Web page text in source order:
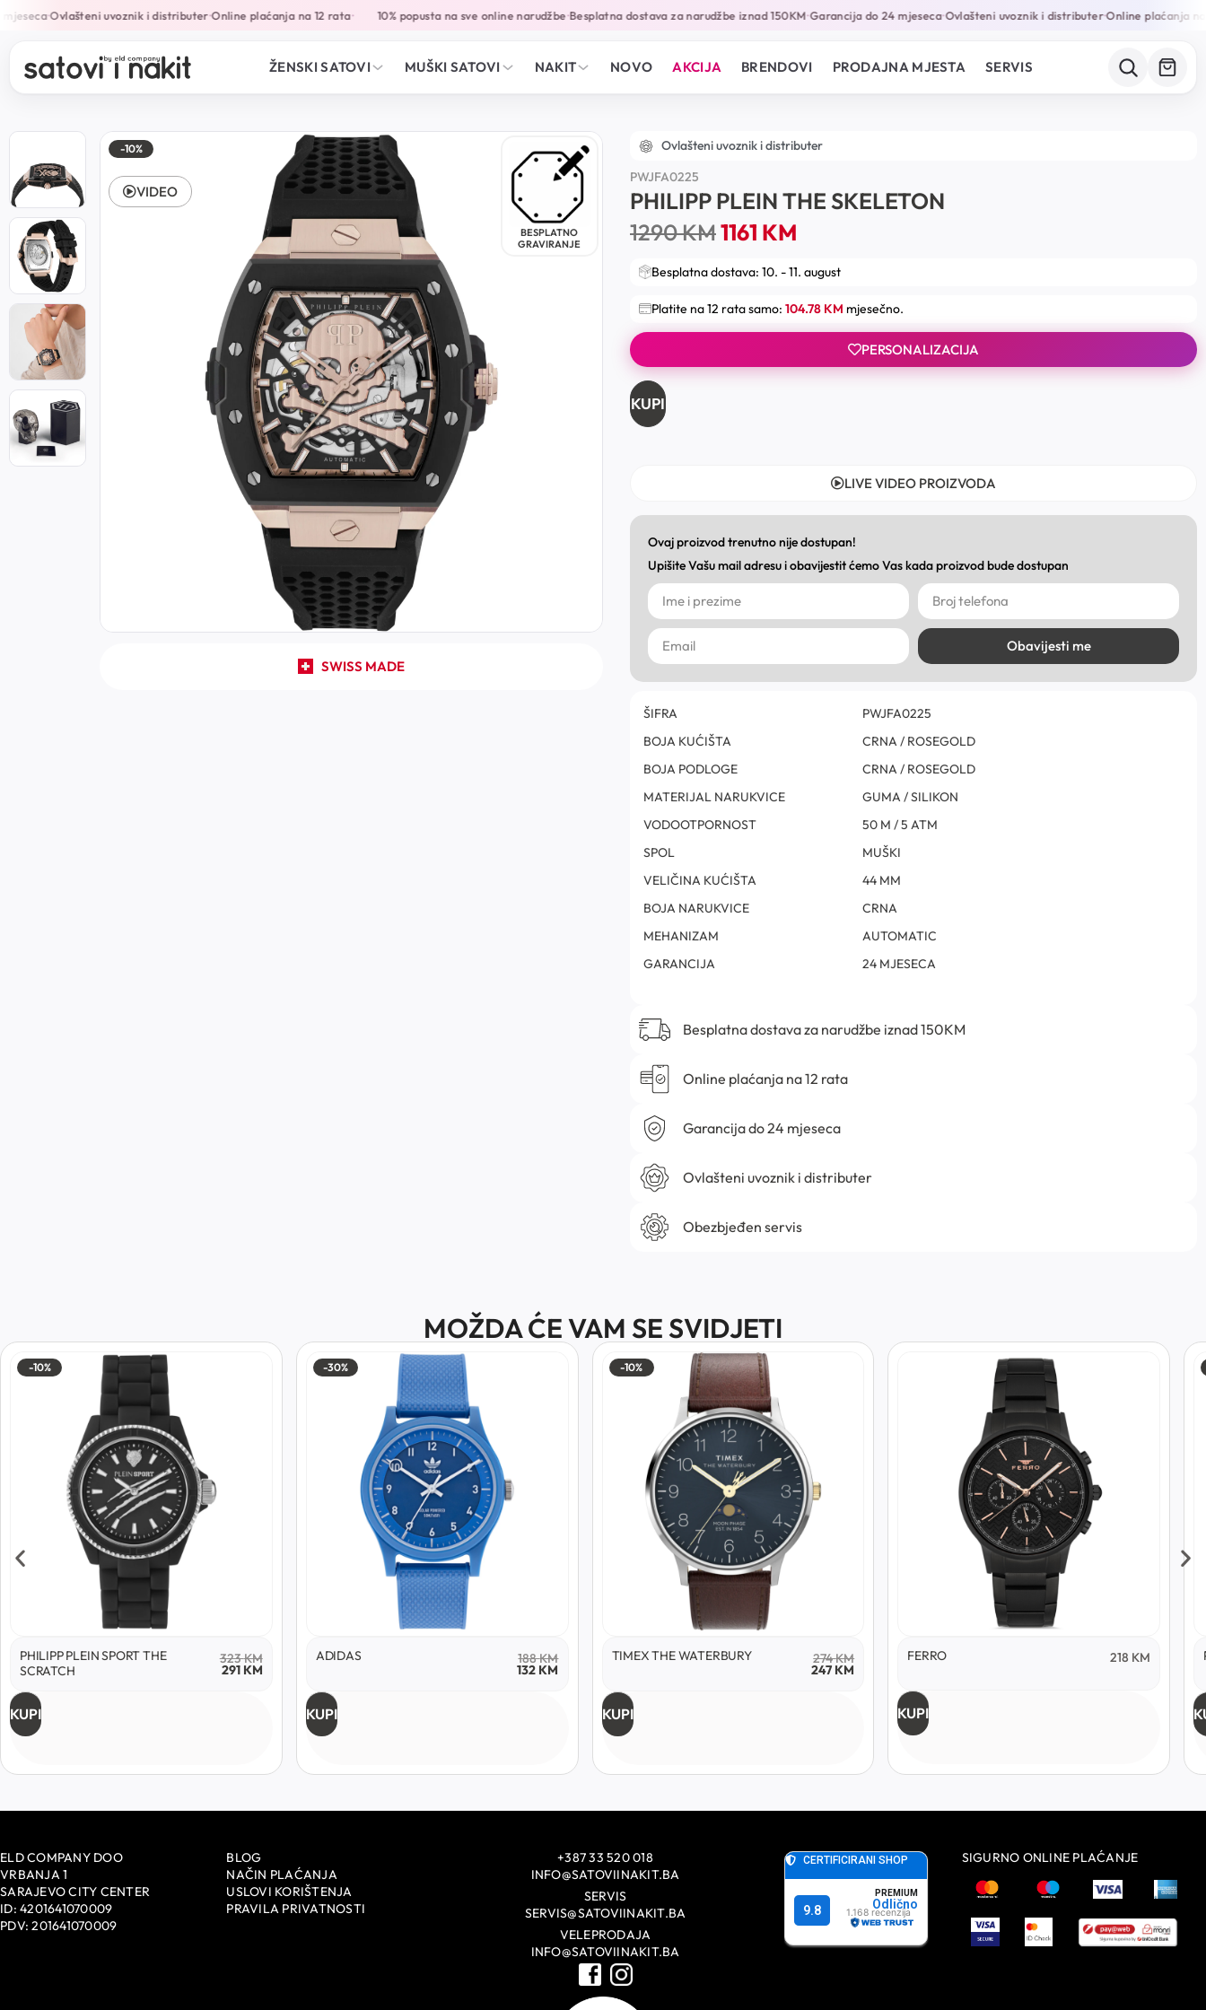
•Ovlašteni uvoznik i distributer•Online plaćanja na 12 rata• 10% popusta na sve online narudžbe•Besplatna dostava za narudžbe iznad 150KM•Garancija do 24 mjeseca•Ovlašteni uvoznik i distributer•Online plaćanja na
ŽENSKI SATOVI MUŠKI SATOVI NAKIT NOVO AKCIJA BRENDOVI PRODAJNA MJESTA SERVIS
-10%
BESPLATNO
GRAVIRANJE
SWISS MADE
VIDEO
Ovlašteni uvoznik i distributer
PWJFA0225
PHILIPP PLEIN THE SKELETON
1290KM1161 KM
Besplatna dostava: 10. - 11. august
Platite na 12 rata samo: 104.78 KM mjesečno.
PERSONALIZACIJA
KUPI
LIVE VIDEO PROIZVODA
Ovaj proizvod trenutno nije dostupan!
Upišite Vašu mail adresu i obavijestit ćemo Vas kada proizvod bude dostupan
Obavijesti me
ŠIFRA
PWJFA0225
BOJA KUĆIŠTA
CRNA / ROSEGOLD
BOJA PODLOGE
CRNA / ROSEGOLD
MATERIJAL NARUKVICE
GUMA / SILIKON
VODOOTPORNOST
50 M / 5 ATM
SPOL
MUŠKI
VELIČINA KUĆIŠTA
44 MM
BOJA NARUKVICE
CRNA
MEHANIZAM
AUTOMATIC
GARANCIJA
24 MJESECA
Besplatna dostava za narudžbe iznad 150KM
Online plaćanja na 12 rata
Garancija do 24 mjeseca
Ovlašteni uvoznik i distributer
Obezbjeđen servis
MOŽDA ĆE VAM SE SVIDJETI
-10%
PHILIPP PLEIN SPORT THE
SCRATCH
323KM
291 KM
KUPI
-30%
ADIDAS 188KM
132 KM
KUPI
-10%
TIMEX THE WATERBURY 274KM
247 KM
KUPI
FERRO 218 KM
KUPI
ELD COMPANY DOO
VRBANJA 1
SARAJEVO CITY CENTER
ID: 4201641070009
PDV: 201641070009
BLOG
NAČIN PLAĆANJA
USLOVI KORIŠTENJA
PRAVILA PRIVATNOSTI
+387 33 520 018
INFO@SATOVIINAKIT.BA
SERVIS
SERVIS@SATOVIINAKIT.BA
VELEPRODAJA
INFO@SATOVIINAKIT.BA
SIGURNO ONLINE PLAĆANJE